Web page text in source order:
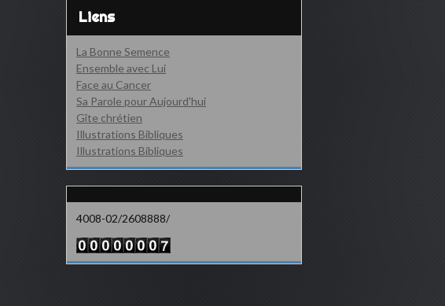
Liens
La Bonne Semence
Ensemble avec Lui
Face au Cancer
Sa Parole pour Aujourd'hui
Gîte chrétien
Illustrations Bibliques
Illustrations Bibliques
4008-02/2608888/